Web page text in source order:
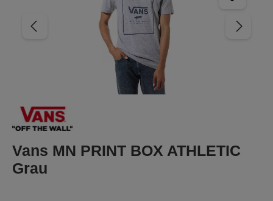
Vans MN PRINT BOX ATHLETIC
Grau